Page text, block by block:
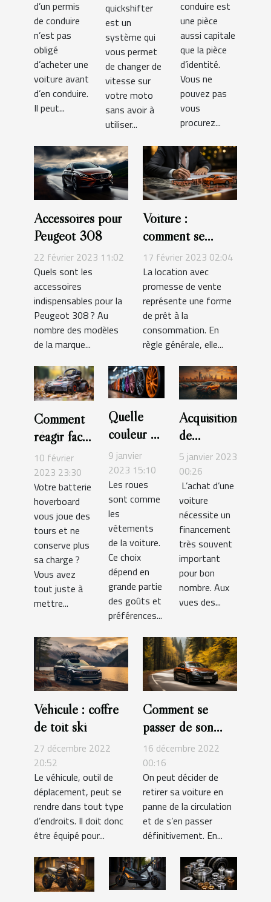
d’un permis
de conduire
n’est pas
obligé
d’acheter une
voiture avant
d’en conduire.
Il peut...
quickshifter
?
quickshifter
est un
système qui
vous permet
de changer de
vitesse sur
votre moto
sans avoir à
utiliser...
conduire ?
conduire est
une pièce
aussi capitale
que la pièce
d’identité.
Vous ne
pouvez pas
vous
procurez...
Accessoires pour
Peugeot 308
22 février 2023 11:02
Quels sont les
accessoires
indispensables pour la
Peugeot 308 ? Au
nombre des modèles
de la marque...
Voiture :
comment se
forme un contrat
de leasing ?
17 février 2023 02:04
La location avec
promesse de vente
représente une forme
de prêt à la
consommation. En
règle générale, elle...
Comment
réagir face
à une
batterie
hoverboard
en panne ?
10 février
2023 23:30
Votre batterie
hoverboard
vous joue des
tours et ne
conserve plus
sa charge ?
Vous avez
tout juste à
mettre...
Quelle
couleur de
jante
s'accorde
le mieux
avec une
voiture
grise?
9 janvier
2023 15:10
Les roues
sont comme
les
vêtements
de la voiture.
Ce choix
dépend en
grande partie
des goûts et
préférences...
Acquisition
de
véhicule :
Quelle
option
choisir
entre la
LOA et la
LLD ?
5 janvier 2023
00:26
L’achat d’une
voiture
nécessite un
financement
très souvent
important
pour bon
nombre. Aux
vues des...
Véhicule : coffre
de toit ski
27 décembre 2022
20:52
Le véhicule, outil de
déplacement, peut se
rendre dans tout type
d’endroits. Il doit donc
être équipé pour...
Comment se
passer de son
véhicule ?
16 décembre 2022
00:16
On peut décider de
retirer sa voiture en
panne de la circulation
et de s’en passer
définitivement. En...